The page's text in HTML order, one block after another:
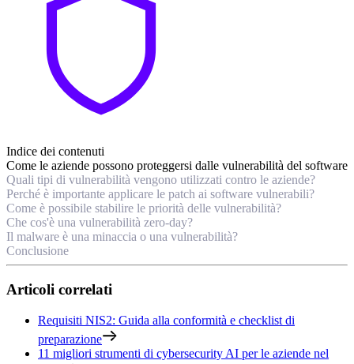
Indice dei contenuti
Come le aziende possono proteggersi dalle vulnerabilità del software
Quali tipi di vulnerabilità vengono utilizzati contro le aziende?
Perché è importante applicare le patch ai software vulnerabili?
Come è possibile stabilire le priorità delle vulnerabilità?
Che cos'è una vulnerabilità zero-day?
Il malware è una minaccia o una vulnerabilità?
Conclusione
Articoli correlati
Requisiti NIS2: Guida alla conformità e checklist di
preparazione
11 migliori strumenti di cybersecurity AI per le aziende nel